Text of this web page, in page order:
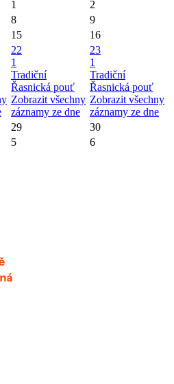
1
2
8
9
15 16
22
1
Tradiční
Řasnická pouť
Zobrazit všechny
záznamy ze dne
23
1
Tradiční
Řasnická pouť
Zobrazit všechny
záznamy ze dne
29
30
5 6